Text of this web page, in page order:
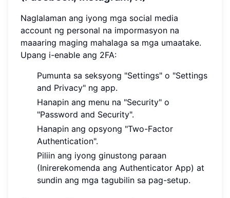
Naglalaman ang iyong mga social media
account ng personal na impormasyon na
maaaring maging mahalaga sa mga umaatake.
Upang i-enable ang 2FA:
Pumunta sa seksyong "Settings" o "Settings
and Privacy" ng app.
Hanapin ang menu na "Security" o
"Password and Security".
Hanapin ang opsyong "Two-Factor
Authentication".
Piliin ang iyong ginustong paraan
(Inirerekomenda ang Authenticator App) at
sundin ang mga tagubilin sa pag-setup.